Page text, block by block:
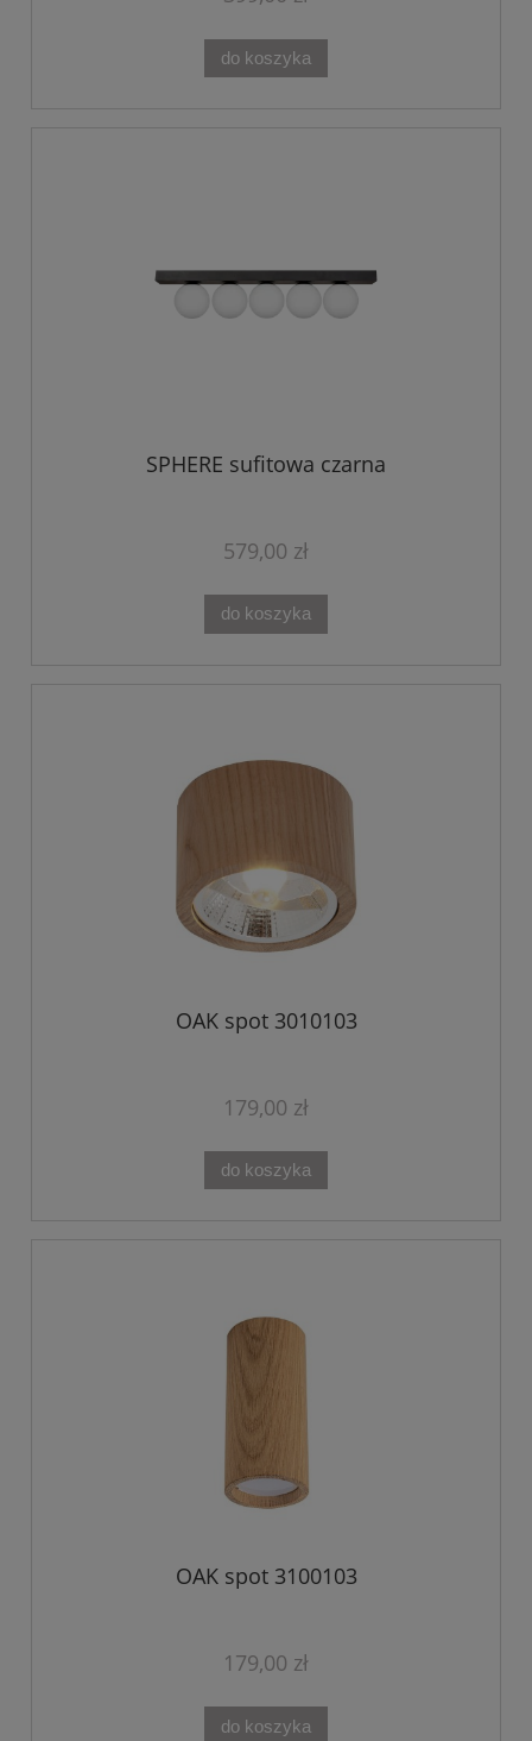
do koszyka
SPHERE sufitowa czarna
579,00 zł
do koszyka
OAK spot 3010103
179,00 zł
do koszyka
OAK spot 3100103
179,00 zł
do koszyka